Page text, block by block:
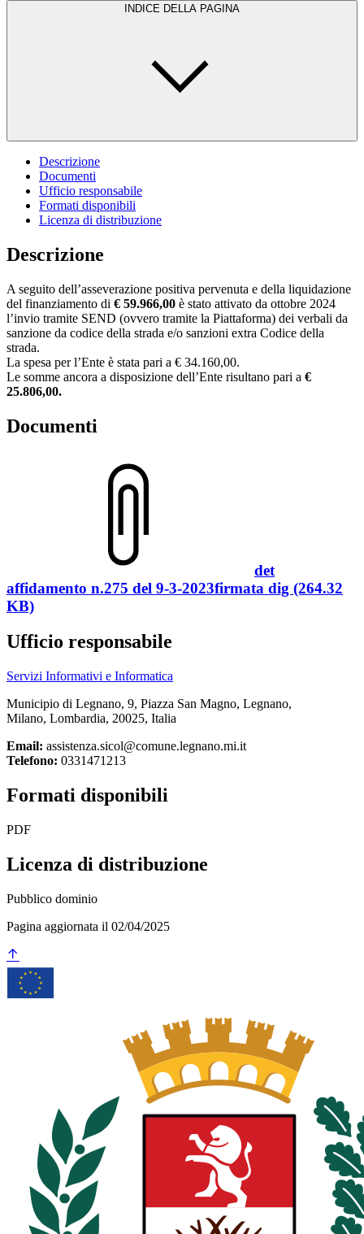
INDICE DELLA PAGINA
Descrizione
Documenti
Ufficio responsabile
Formati disponibili
Licenza di distribuzione
Descrizione
A seguito dell’asseverazione positiva pervenuta e della liquidazione
del finanziamento di € 59.966,00 è stato attivato da ottobre 2024
l’invio tramite SEND (ovvero tramite la Piattaforma) dei verbali da
sanzione da codice della strada e/o sanzioni extra Codice della
strada.
La spesa per l’Ente è stata pari a € 34.160,00.
Le somme ancora a disposizione dell’Ente risultano pari a €
25.806,00.
Documenti
det
affidamento n.275 del 9-3-2023firmata dig (264.32
KB)
Ufficio responsabile
Servizi Informativi e Informatica
Municipio di Legnano, 9, Piazza San Magno, Legnano,
Milano, Lombardia, 20025, Italia
Email: assistenza.sicol@comune.legnano.mi.it
Telefono: 0331471213
Formati disponibili
PDF
Licenza di distribuzione
Pubblico dominio
Pagina aggiornata il 02/04/2025